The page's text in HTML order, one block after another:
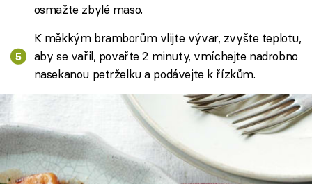
osmažte zbylé maso.
K měkkým bramborům vlijte vývar, zvyšte teplotu,
aby se vařil, povařte 2 minuty, vmíchejte nadrobno
nasekanou petrželku a podávejte k řízkům.